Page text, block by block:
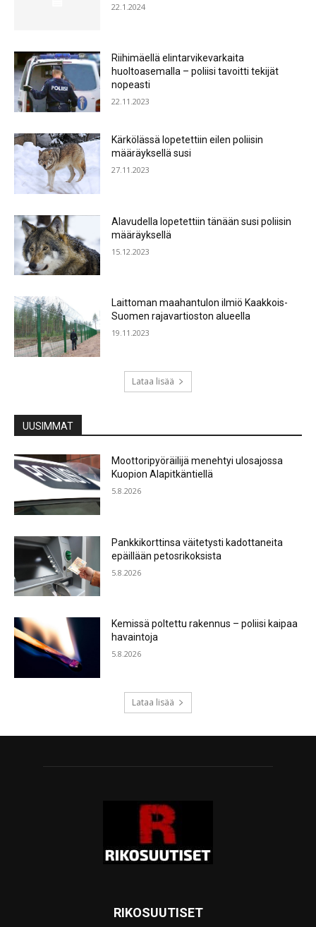
22.1.2024
Riihimäellä elintarvikevarkaita
huoltoasemalla – poliisi tavoitti tekijät
nopeasti
22.11.2023
Kärkölässä lopetettiin eilen poliisin
määräyksellä susi
27.11.2023
Alavudella lopetettiin tänään susi poliisin
määräyksellä
15.12.2023
Laittoman maahantulon ilmiö Kaakkois-
Suomen rajavartioston alueella
19.11.2023
Lataa lisää
UUSIMMAT
Moottoripyöräilijä menehtyi ulosajossa
Kuopion Alapitkäntiellä
5.8.2026
Pankkikorttinsa väitetysti kadottaneita
epäillään petosrikoksista
5.8.2026
Kemissä poltettu rakennus – poliisi kaipaa
havaintoja
5.8.2026
Lataa lisää
RIKOSUUTISET